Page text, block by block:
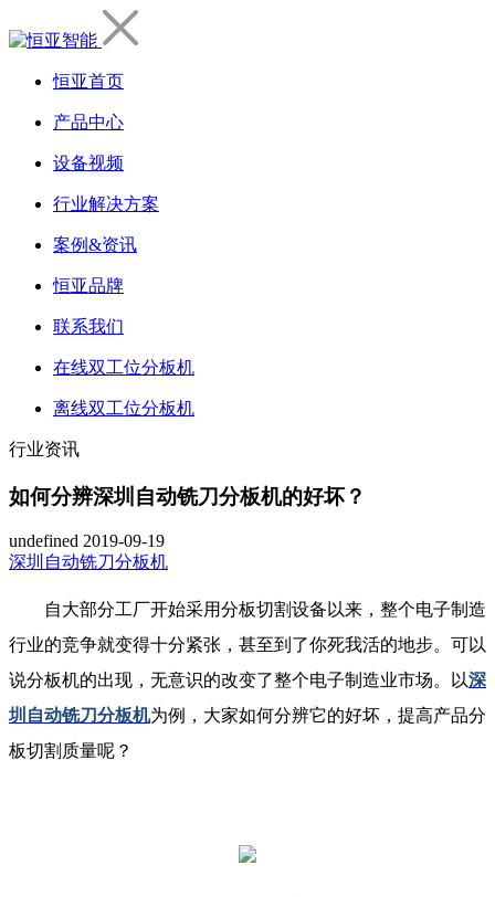
恒亚首页
产品中心
设备视频
行业解决方案
案例&资讯
恒亚品牌
联系我们
在线双工位分板机
离线双工位分板机
行业资讯
如何分辨深圳自动铣刀分板机的好坏？
undefined 2019-09-19
深圳自动铣刀分板机
自大部分工厂开始采用分板切割设备以来，整个电子制造
行业的竞争就变得十分紧张，甚至到了你死我活的地步。可以
说分板机的出现，无意识的改变了整个电子制造业市场。以深
圳自动铣刀分板机为例，大家如何分辨它的好坏，提高产品分
板切割质量呢？